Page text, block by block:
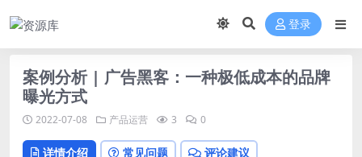
登录
案例分析 | 广告黑客：一种极低成本的品牌
曝光方式
2022-07-08 产品运营 3 0
详情介绍 常见问题 评论建议